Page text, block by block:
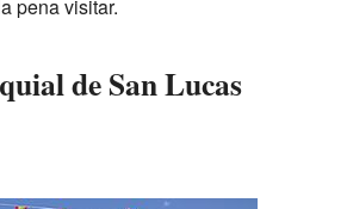
pena visitar.
de San Lucas